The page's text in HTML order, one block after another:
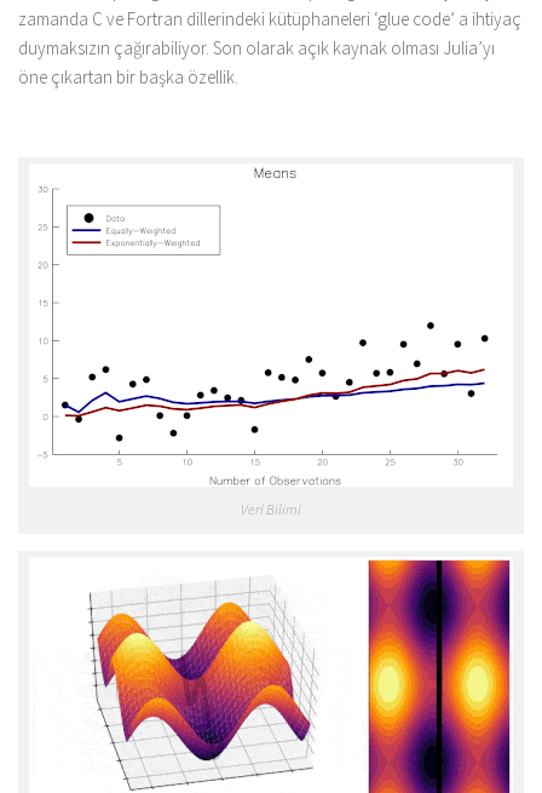
zamanda C ve Fortran dillerindeki kütüphaneleri ‘glue code’ a ihtiyaç
duymaksızın çağırabiliyor. Son olarak açık kaynak olması Julia’yı
öne çıkartan bir başka özellik.
Veri Bilimi